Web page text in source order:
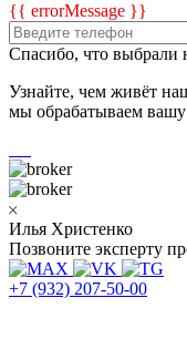
{{ errorMessage }}
Спасибо, что выбрали
Узнайте, чем живёт
мы обрабатываем вашу
Илья Христенко
Позвоните эксперту
+7 (932) 207-50-00